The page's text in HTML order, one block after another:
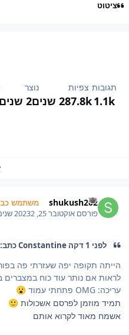
ציטוט
תגובות
1.1k
צפיות
87.8k
נוצר
2 שנים 2 שנים
shukush202 משתמש
פורסםאוקטובר 25, 2023 2 שנים
לפני 1 דקה Constantine כתב:
הייתה תקופה יפה שעזרתי פה
לראות אם נותר עוד כוח במצברים
עריכה: OMG פתחתי עמוד
😮
תמיד מוזמן לפרסם אשכולות 🙂
אשמח מאוד לקרוא אותם